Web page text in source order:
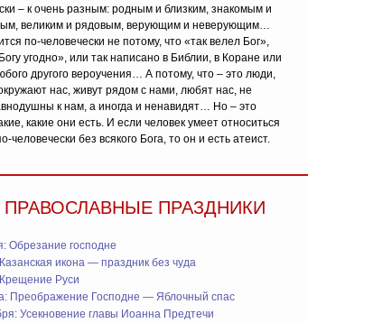
– к очень разным: родным и близким, знакомым и
великим и рядовым, верующим и неверующим…
по-человечески не потому, что «так велел Бог»,
угодно», или так написано в Библии, в Коране или
другого вероучения… А потому, что – это люди,
нас, живут рядом с нами, любят нас, не
к нам, а иногда и ненавидят… Но – это
какие они есть. И если человек умеет относиться
человечески без всякого Бога, то он и есть атеист.
ПРАВОСЛАВНЫЕ ПРАЗДНИКИ
Обрезание господне
икона — праздник без чуда
Руси
Преображение Господне — Яблочный спас
Усекновение главы Иоанна Предтечи